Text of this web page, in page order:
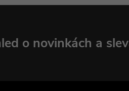
o novinkách a